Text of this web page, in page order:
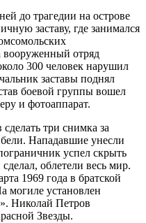
до трагедии на острове
заставу, где занимался
вооруженный отряд
300 человек нарушил
заставы поднял
боевой группы вошел
и фотоаппарат.
три снимка за
Нападавшие унесли
успел скрыть
облетели весь мир.
1969 года в братской
могиле установлен
Николай Петров
Звезды.